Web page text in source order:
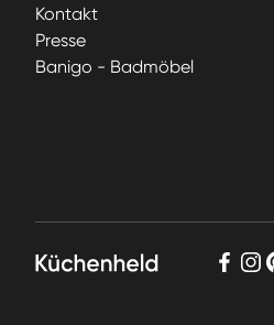
Kontakt
Presse
Banigo - Badmöbel